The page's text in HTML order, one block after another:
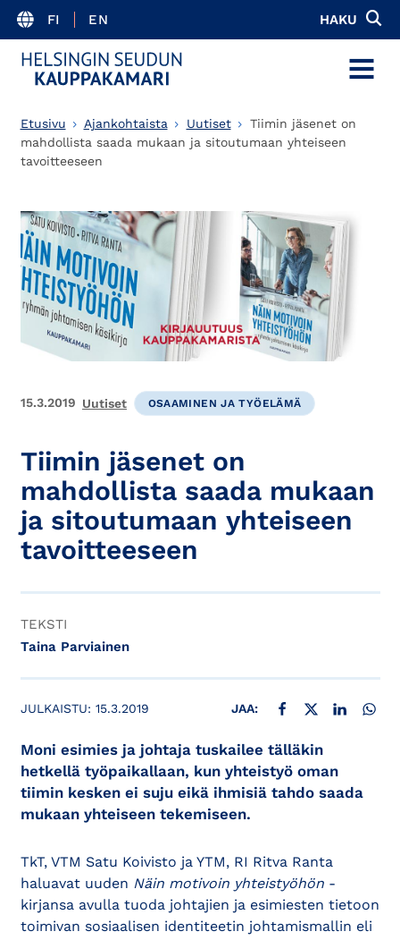
FI EN HAKU
MENU
Etusivu Ajankohtaista Uutiset
Tiimin jäsenet on
mahdollista saada mukaan ja sitoutumaan yhteiseen
tavoitteeseen
15.3.2019 Uutiset OSAAMINEN JA TYÖELÄMÄ
Tiimin jäsenet on
mahdollista saada mukaan
ja sitoutumaan yhteiseen
tavoitteeseen
TEKSTI
Taina Parviainen
JULKAISTU: 15.3.2019 JAA: JAA FACEBOOKISSA
JAA X:SSÄ JAA
Moni esimies ja johtaja tuskailee tälläkin
hetkellä työpaikallaan, kun yhteistyö oman
tiimin kesken ei suju eikä ihmisiä tahdo saada
mukaan yhteiseen tekemiseen.
TkT, VTM Satu Koivisto ja YTM, RI Ritva Ranta
haluavat uuden Näin motivoin yhteistyöhön-
kirjansa avulla tuoda johtajien ja esimiesten tietoon
toimivan sosiaalisen identiteetin johtamismallin eli